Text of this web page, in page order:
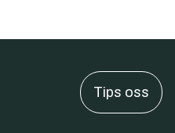
Tips oss